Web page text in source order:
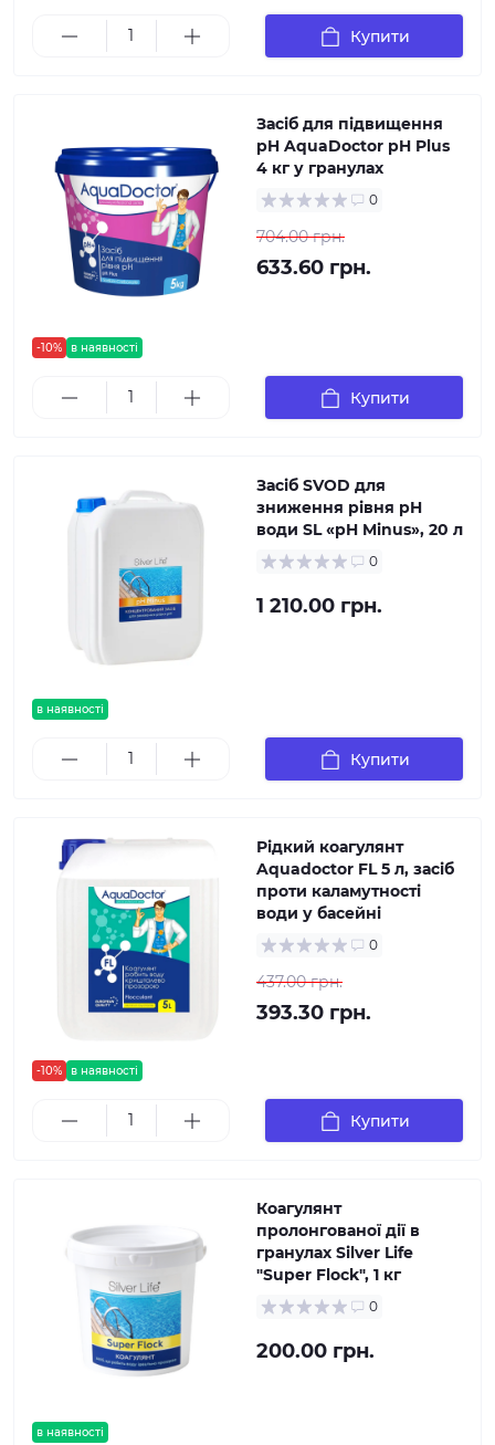
Купити
-10% в наявності
Засіб для підвищення
pH AquaDoctor pH Plus
4 кг у гранулах
0
704.00 грн.
633.60 грн.
Купити
в наявності
Засіб SVOD для
зниження рівня pH
води SL «pH Minus», 20 л
0
1 210.00 грн.
Купити
-10% в наявності
Рідкий коагулянт
Aquadoctor FL 5 л, засіб
проти каламутності
води у басейні
0
437.00 грн.
393.30 грн.
Купити
в наявності
Коагулянт
пролонгованої дії в
гранулах Silver Life
"Super Flock", 1 кг
0
200.00 грн.